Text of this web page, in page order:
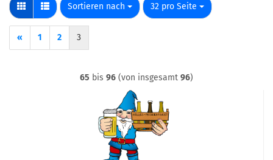
Sortieren nach
Sortieren nach 32 pro Seite
pro Seite
« 1 2 3
65 bis 96 (von insgesamt 96)